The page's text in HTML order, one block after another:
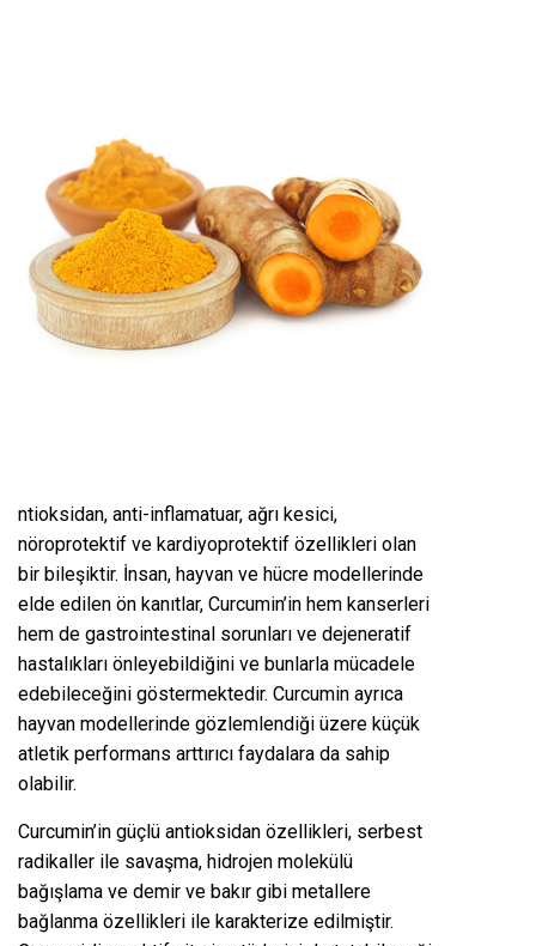
ntioksidan, anti-inflamatuar, ağrı kesici,
nöroprotektif ve kardiyoprotektif özellikleri olan
bir bileşiktir. İnsan, hayvan ve hücre modellerinde
elde edilen ön kanıtlar, Curcumin’in hem kanserleri
hem de gastrointestinal sorunları ve dejeneratif
hastalıkları önleyebildiğini ve bunlarla mücadele
edebileceğini göstermektedir. Curcumin ayrıca
hayvan modellerinde gözlemlendiği üzere küçük
atletik performans arttırıcı faydalara da sahip
olabilir.
Curcumin’in güçlü antioksidan özellikleri, serbest
radikaller ile savaşma, hidrojen molekülü
bağışlama ve demir ve bakır gibi metallere
bağlanma özellikleri ile karakterize edilmiştir.